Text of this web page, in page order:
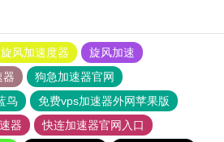
旋风加速度器
旋风加速
器
狗急加速器官网
鸟
免费vps加速器外网苹果版
器
快连加速器官网入口